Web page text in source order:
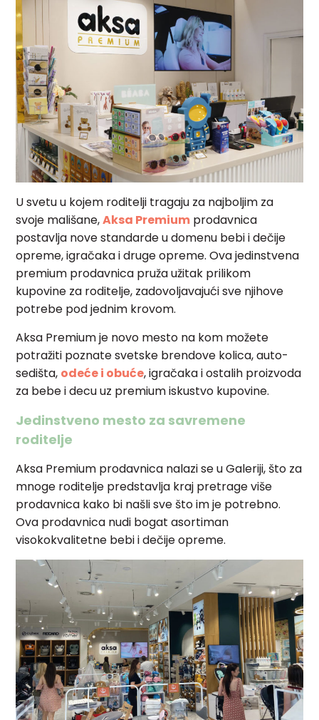
U svetu u kojem roditelji tragaju za najboljim za
svoje mališane,Aksa Premium prodavnica
postavlja nove standarde u domenu bebi i dečije
opreme, igračaka i druge opreme. Ova jedinstvena
premium prodavnica pruža užitak prilikom
kupovine za roditelje, zadovoljavajući sve njihove
potrebe pod jednim krovom.
Aksa Premium je novo mesto na kom možete
potražiti poznate svetske brendove kolica, auto-
sedišta, odeće i obuće, igračaka i ostalih proizvoda
za bebe i decu uz premium iskustvo kupovine.
Jedinstveno mesto za savremene
roditelje
Aksa Premium prodavnica nalazi se u Galeriji, što za
mnoge roditelje predstavlja kraj pretrage više
prodavnica kako bi našli sve što im je potrebno.
Ova prodavnica nudi bogat asortiman
visokokvalitetne bebi i dečije opreme.